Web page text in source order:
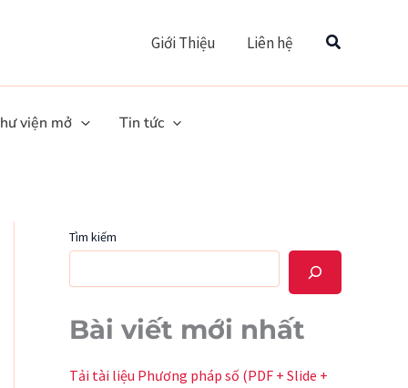
Giới Thiệu Liên hệ Tìm
viện mở Tin tức
Tìm kiếm
Bài viết mới nhất
Tải tài liệu Phương pháp số (PDF + Slide +